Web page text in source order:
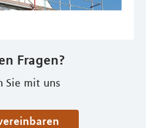
Fragen?
Sie mit uns